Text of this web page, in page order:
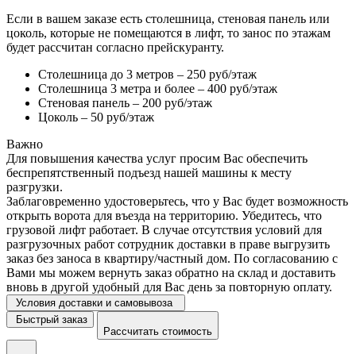
Если в вашем заказе есть столешница, стеновая панель или
цоколь, которые не помещаются в лифт, то занос по этажам
будет рассчитан согласно прейскуранту.
Столешница до 3 метров – 250 руб/этаж
Столешница 3 метра и более – 400 руб/этаж
Стеновая панель – 200 руб/этаж
Цоколь – 50 руб/этаж
Важно
Для повышения качества услуг просим Вас обеспечить
беспрепятственный подъезд нашей машины к месту
разгрузки.
Заблаговременно удостоверьтесь, что у Вас будет возможность
открыть ворота для въезда на территорию. Убедитесь, что
грузовой лифт работает. В случае отсутствия условий для
разгрузочных работ сотрудник доставки в праве выгрузить
заказ без заноса в квартиру/частный дом. По согласованию с
Вами мы можем вернуть заказ обратно на склад и доставить
вновь в другой удобный для Вас день за повторную оплату.
Условия доставки и самовывоза
Быстрый заказ
Рассчитать стоимость